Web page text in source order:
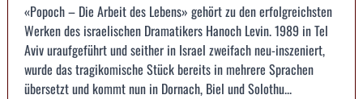
«Popoch – Die Arbeit des Lebens» gehört zu den erfolgreichsten
Werken des israelischen Dramatikers Hanoch Levin. 1989 in Tel
Aviv uraufgeführt und seither in Israel zweifach neu-inszeniert,
wurde das tragikomische Stück bereits in mehrere Sprachen
übersetzt und kommt nun in Dornach, Biel und Solothu...